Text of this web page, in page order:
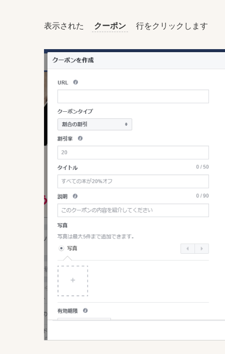
表示された クーポン 行をクリックします